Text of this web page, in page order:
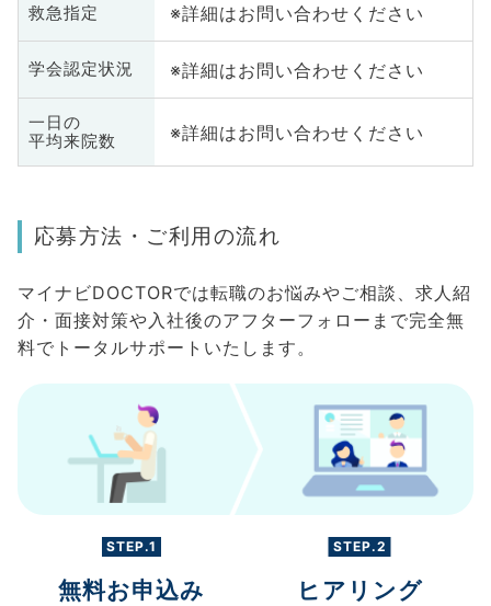
救急指定 ※詳細はお問い合わせください
学会認定状況 ※詳細はお問い合わせください
一日の
平均来院数
※詳細はお問い合わせください
応募方法・ご利用の流れ
マイナビDOCTORでは転職のお悩みやご相談、求人紹
介・面接対策や入社後のアフターフォローまで完全無
料でトータルサポートいたします。
STEP.1
無料お申込み
STEP.2
ヒアリング